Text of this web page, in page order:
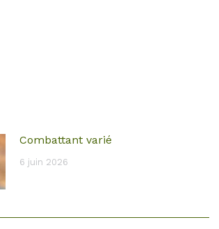
Combattant varié
6 juin 2026